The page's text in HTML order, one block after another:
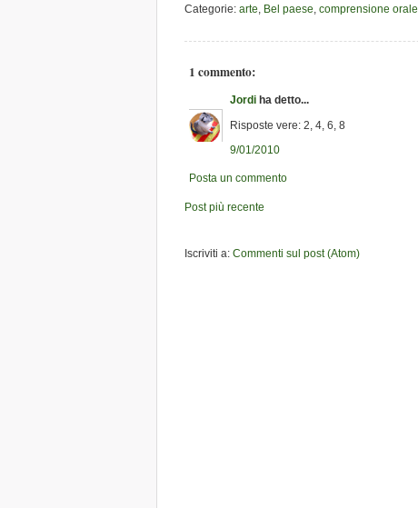
Categorie: arte, Bel paese, comprensione orale
1 commento:
Jordi ha detto...
Risposte vere: 2, 4, 6, 8
9/01/2010
Posta un commento
Post più recente
Iscriviti a: Commenti sul post (Atom)